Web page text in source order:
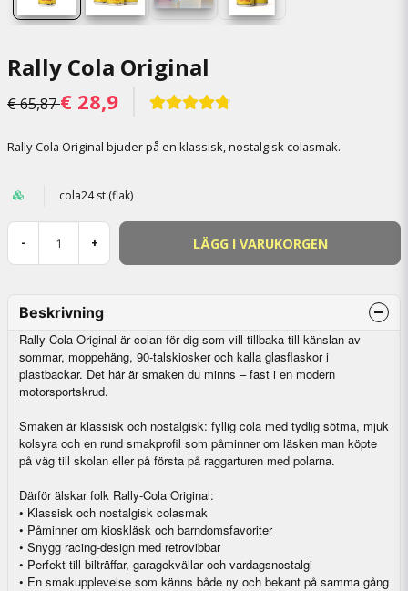
Rally Cola Original
€ 65,87€ 28,9
Rally-Cola Original bjuder på en klassisk, nostalgisk colasmak.
cola24 st (flak)
- + LÄGG I VARUKORGEN
Beskrivning
Rally-Cola Original är colan för dig som vill tillbaka till känslan av
sommar, moppehäng, 90-talskiosker och kalla glasflaskor i
plastbackar. Det här är smaken du minns – fast i en modern
motorsportskrud.
Smaken är klassisk och nostalgisk: fyllig cola med tydlig sötma, mjuk
kolsyra och en rund smakprofil som påminner om läsken man köpte
på väg till skolan eller på första på raggarturen med polarna.
Därför älskar folk Rally-Cola Original:
• Klassisk och nostalgisk colasmak
• Påminner om kioskläsk och barndomsfavoriter
• Snygg racing-design med retrovibbar
• Perfekt till bilträffar, garagekvällar och vardagsnostalgi
• En smakupplevelse som känns både ny och bekant på samma gång